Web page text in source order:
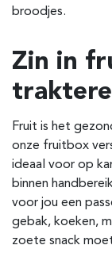
broodjes.
Zin in
Fruit is het
onze fruitbox
ideaal voor op
binnen
voor jou een
gebak, koeken,
zoete snack